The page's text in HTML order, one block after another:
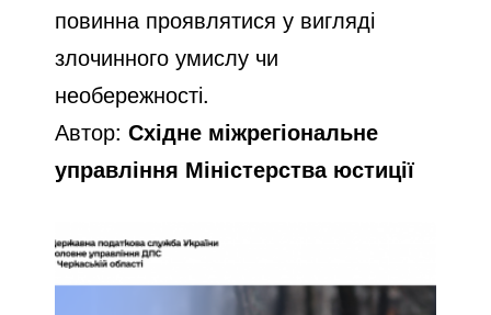
повинна проявлятися у вигляді
злочинного умислу чи
необережності.
Автор:Східне міжрегіональне
управління Міністерства юстиції